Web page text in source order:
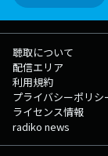
聴取について
配信エリア
利用規約
プライバシーポリシ
ライセンス情報
radiko news